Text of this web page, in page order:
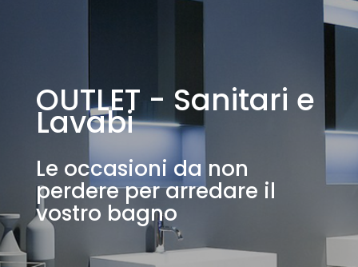
OUTLET - Sanitari e
Lavabi
Le occasioni da non
perdere per arredare il
vostro bagno